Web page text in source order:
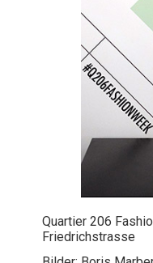
Quartier 206
Friedrichstrasse